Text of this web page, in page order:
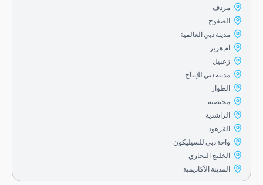
مدينة دبي العالمية
مدينة دبي للإنتاج
محيصنة
الراشدية
واحة دبي للسيليكون
الخليج التجاري
المدينة الأكاديمية